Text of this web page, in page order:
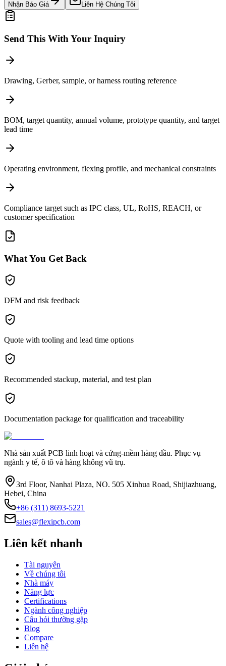
Nhận Báo Giá Liên Hệ Chúng Tôi
Send This With Your Inquiry
Drawing, Gerber, sample, or harness routing reference
BOM, target quantity, annual volume, prototype quantity, and target
lead time
Operating environment, flexing profile, and mechanical constraints
Compliance target such as IPC class, UL, RoHS, REACH, or
customer specification
What You Get Back
DFM and risk feedback
Quote with tooling and lead time options
Recommended stackup, material, and test plan
Documentation package for qualification and traceability
Nhà sản xuất PCB linh hoạt và cứng-mềm hàng đầu. Phục vụ
ngành y tế, ô tô và hàng không vũ trụ.
3rd Floor, Nanhai Plaza, NO. 505 Xinhua Road, Shijiazhuang,
Hebei, China
+86 (311) 8693-5221
sales@flexipcb.com
Liên kết nhanh
Tài nguyên
Về chúng tôi
Nhà máy
Năng lực
Certifications
Ngành công nghiệp
Câu hỏi thường gặp
Blog
Compare
Liên hệ